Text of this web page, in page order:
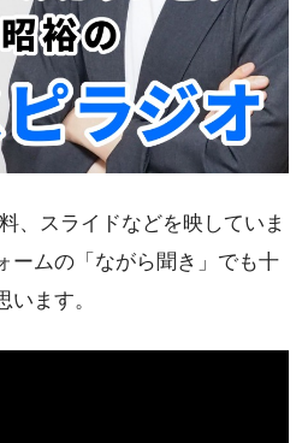
、スライドなどを映していま
ームの「ながら聞き」でも十
ます。